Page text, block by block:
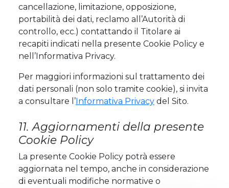
cancellazione, limitazione, opposizione,
portabilità dei dati, reclamo all’Autorità di
controllo, ecc.) contattando il Titolare ai
recapiti indicati nella presente Cookie Policy e
nell’Informativa Privacy.
Per maggiori informazioni sul trattamento dei
dati personali (non solo tramite cookie), si invita
a consultare l’Informativa Privacy del Sito.
11. Aggiornamenti della presente
Cookie Policy
La presente Cookie Policy potrà essere
aggiornata nel tempo, anche in considerazione
di eventuali modifiche normative o